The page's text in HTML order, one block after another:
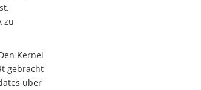
zu
Kernel
gebracht
über